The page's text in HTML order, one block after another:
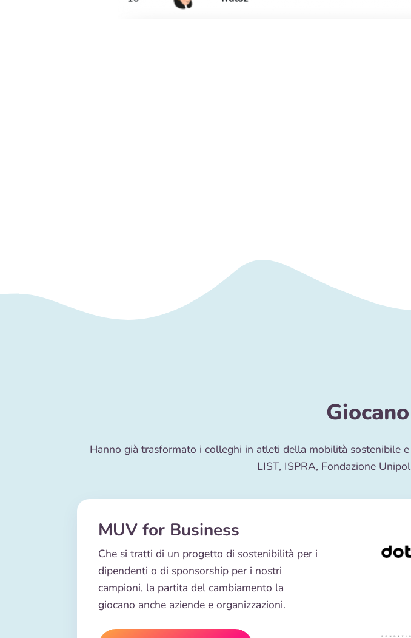
Hanno già trasformato i colleghi in atleti della mobilità sostenibile
LIST, ISPRA, Fondazione
MUV for Business
Che si tratti di un progetto di sostenibilità per i
dipendenti o di sponsorship per i nostri
campioni, la partita del cambiamento la
giocano anche aziende e organizzazioni.